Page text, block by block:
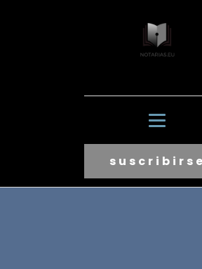
suscribirse